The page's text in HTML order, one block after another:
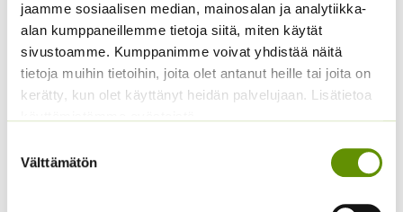
jaamme sosiaalisen median, mainosalan ja analytiikka-
alan kumppaneillemme tietoja siitä, miten käytät
sivustoamme. Kumppanimme voivat yhdistää näitä
tietoja muihin tietoihin, joita olet antanut heille tai joita on
kerätty, kun olet käyttänyt heidän palvelujaan. Lisätietoa
valinta
Välttämätön
Kangasajuruoho
2,90€ Sisältää arvonlisäveron
Kiinanasteri Fan
sekoitus (noin 100 s.)
3,90€ Sisältää arvonlisäveron